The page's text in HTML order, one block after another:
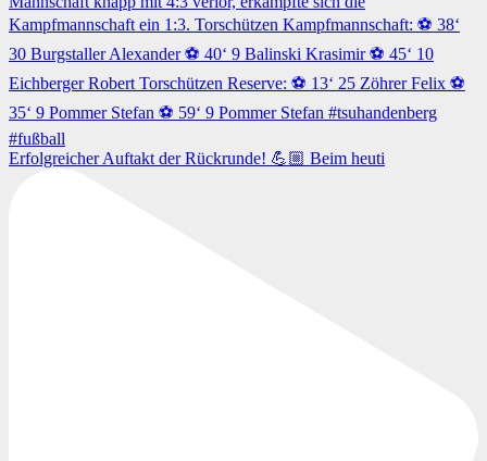
Erfolgreicher Auftakt der Rückrunde! 💪🏼 Beim heuti